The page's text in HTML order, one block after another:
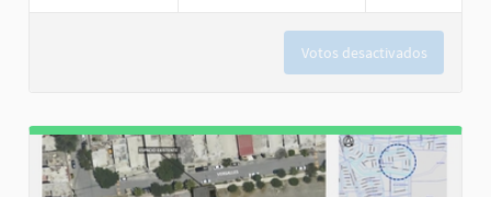
Votos desactivados